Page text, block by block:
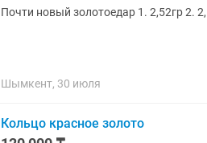
Шымкент, 30 июля
Кольцо красное золото